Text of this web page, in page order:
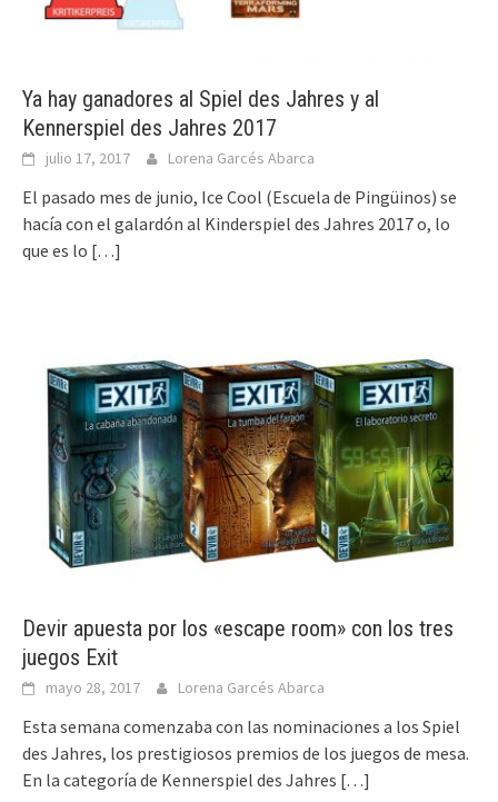
Ya hay ganadores al Spiel des Jahres y al
Kennerspiel des Jahres 2017
julio 17, 2017 Lorena Garcés Abarca
El pasado mes de junio, Ice Cool (Escuela de Pingüinos) se
hacía con el galardón al Kinderspiel des Jahres 2017 o, lo
que es lo […]
Devir apuesta por los «escape room» con los tres
juegos Exit
mayo 28, 2017 Lorena Garcés Abarca
Esta semana comenzaba con las nominaciones a los Spiel
des Jahres, los prestigiosos premios de los juegos de mesa.
En la categoría de Kennerspiel des Jahres […]